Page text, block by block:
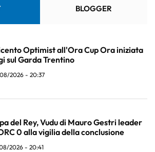
BLOGGER
Optimist all'Ora Cup Ora iniziata
sul Garda Trentino
2026 - 20:37
del Rey, Vudu di Mauro Gestri leader
0 alla vigilia della conclusione
2026 - 20:41